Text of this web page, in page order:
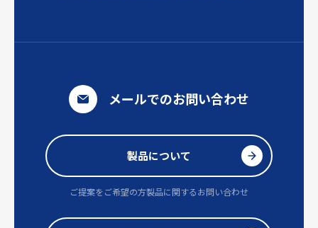
メールでのお問い合わせ
製品について
ご提案をご希望の方製品に関するお問い合わせ